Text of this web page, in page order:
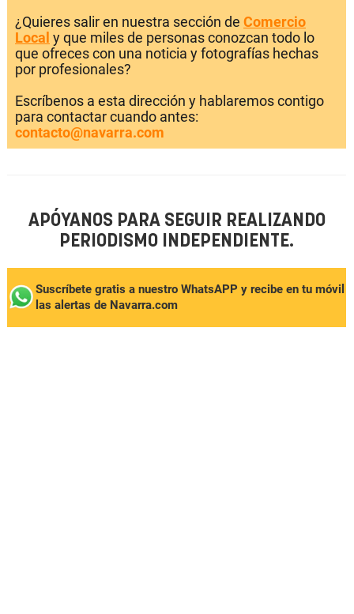
¿Quieres salir en nuestra sección de Comercio
Local y que miles de personas conozcan todo lo
que ofreces con una noticia y fotografías hechas
por profesionales?
Escríbenos a esta dirección y hablaremos contigo
para contactar cuando antes:
contacto@navarra.com
APÓYANOS PARA SEGUIR REALIZANDO
PERIODISMO INDEPENDIENTE.
Suscríbete gratis a nuestro WhatsAPP y recibe en tu móvil
las alertas de Navarra.com